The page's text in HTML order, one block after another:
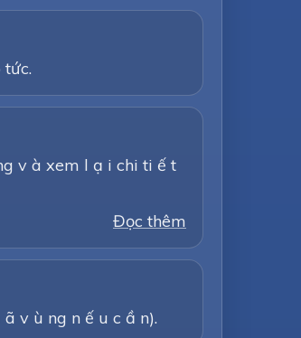
tức.
v à xem l ạ i chi ti ế t
Đọc thêm
v ù ng n ế u c ầ n).